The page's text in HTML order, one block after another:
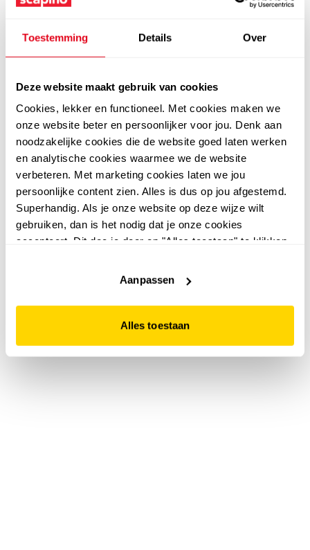
Toestemming Details Over
Deze website maakt gebruik van cookies
Cookies, lekker en functioneel. Met cookies maken we
onze website beter en persoonlijker voor jou. Denk aan
noodzakelijke cookies die de website goed laten werken
en analytische cookies waarmee we de website
verbeteren. Met marketing cookies laten we jou
persoonlijke content zien. Alles is dus op jou afgestemd.
Superhandig. Als je onze website op deze wijze wilt
gebruiken, dan is het nodig dat je onze cookies
accepteert. Dit doe je door op "Alles toestaan" te klikken.
website niet optimaal functioneert.
Aanpassen
Alles toestaan